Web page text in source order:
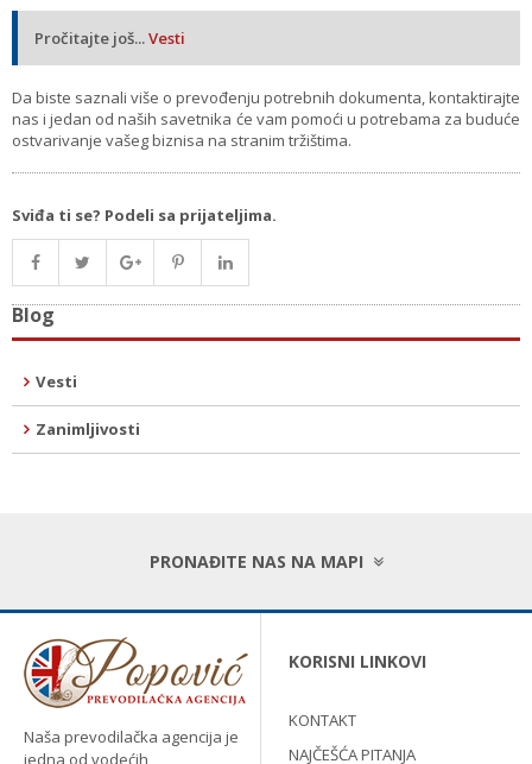
Pročitajte još...Vesti
Da biste saznali više o prevođenju potrebnih dokumenta, kontaktirajte
nas i jedan od naših savetnika će vam pomoći u potrebama za buduće
ostvarivanje vašeg biznisa na stranim tržištima.
Sviđa ti se? Podeli sa prijateljima.
Blog
Vesti
Zanimljivosti
PRONAĐITE NAS NA MAPI
Naša prevodilačka agencija je
jedna od vodećih
KORISNI LINKOVI
KONTAKT
NAJČEŠĆA PITANJA